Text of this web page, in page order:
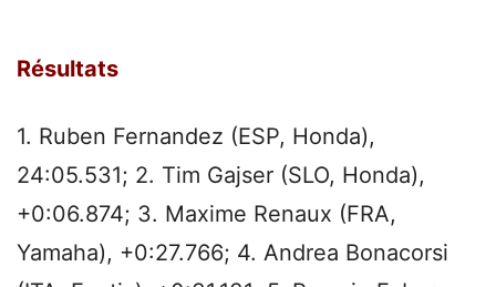
Résultats
1. Ruben Fernandez (ESP, Honda),
24:05.531; 2. Tim Gajser (SLO, Honda),
+0:06.874; 3. Maxime Renaux (FRA,
Yamaha), +0:27.766; 4. Andrea Bonacorsi